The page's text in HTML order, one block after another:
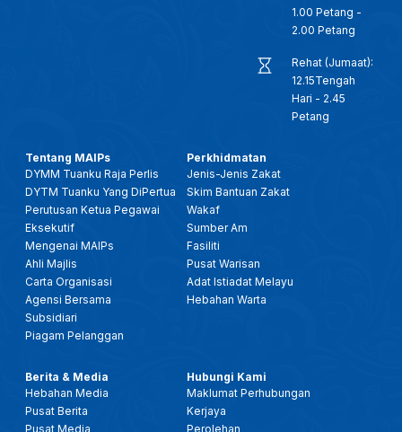
1.00 Petang -
2.00 Petang
Rehat (Jumaat):
12.15Tengah
Hari - 2.45
Petang
Tentang MAIPs
DYMM Tuanku Raja Perlis
DYTM Tuanku Yang DiPertua
Perutusan Ketua Pegawai
Eksekutif
Mengenai MAIPs
Ahli Majlis
Carta Organisasi
Agensi Bersama
Subsidiari
Piagam Pelanggan
Perkhidmatan
Jenis-Jenis Zakat
Skim Bantuan Zakat
Wakaf
Sumber Am
Fasiliti
Pusat Warisan
Adat Istiadat Melayu
Hebahan Warta
Berita & Media
Hebahan Media
Pusat Berita
Pusat Media
Hubungi Kami
Maklumat Perhubungan
Kerjaya
Perolehan